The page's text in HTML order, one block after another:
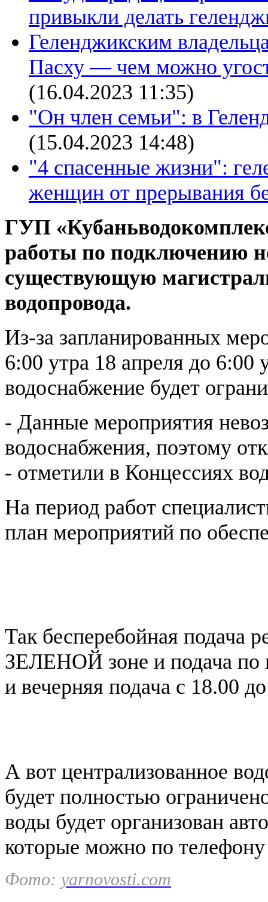
привыкли делать
Геленджикским
Пасху — чем можно
(16.04.2023 11:35)
"Он член семьи": в
(15.04.2023 14:48)
"4 спасенные жизни":
женщин от прерывания
ГУП
работы по подключению
существующую
водопровода.
Из-за запланированных
6:00 утра 18 апреля до 6:00
водоснабжение будет
- Данные мероприятия
водоснабжения, поэтому
- отметили в Концессиях
На период работ
план мероприятий по
Так бесперебойная подача
ЗЕЛЕНОЙ зоне и подача по
и вечерняя подача с 18.00
А вот централизованное
будет полностью
воды будет организован
которые можно по
Фото: yarnovosti.com